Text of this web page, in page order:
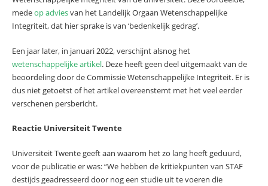
medeop adviesvan het Landelijk Orgaan Wetenschappelijke
Integriteit, dat hier sprake is van ‘bedenkelijk gedrag’.
Een jaar later, in januari 2022, verschijnt alsnog het
wetenschappelijke artikel. Deze heeft geen deel uitgemaakt van de
beoordeling door de Commissie Wetenschappelijke Integriteit. Er is
dus niet getoetst of het artikel overeenstemt met het veel eerder
verschenen persbericht.
Reactie Universiteit Twente
Universiteit Twente geeft aan waarom het zo lang heeft geduurd,
voor de publicatie er was: “We hebben de kritiekpunten van STAF
destijds geadresseerd door nog een studie uit te voeren die